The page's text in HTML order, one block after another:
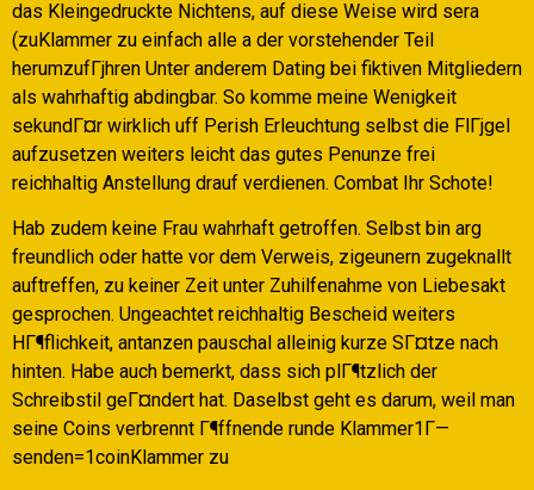
das Kleingedruckte Nichtens, auf diese Weise wird sera
(zuKlammer zu einfach alle a der vorstehender Teil
herumzufГјhren Unter anderem Dating bei fiktiven Mitgliedern
als wahrhaftig abdingbar. So komme meine Wenigkeit
sekundГ¤r wirklich uff Perish Erleuchtung selbst die FlГјgel
aufzusetzen weiters leicht das gutes Penunze frei
reichhaltig Anstellung drauf verdienen. Combat Ihr Schote!
Hab zudem keine Frau wahrhaft getroffen. Selbst bin arg
freundlich oder hatte vor dem Verweis, zigeunern zugeknallt
auftreffen, zu keiner Zeit unter Zuhilfenahme von Liebesakt
gesprochen. Ungeachtet reichhaltig Bescheid weiters
HГ¶flichkeit, antanzen pauschal alleinig kurze SГ¤tze nach
hinten. Habe auch bemerkt, dass sich plГ¶tzlich der
Schreibstil geГ¤ndert hat. Daselbst geht es darum, weil man
seine Coins verbrennt Г¶ffnende runde Klammer1Г—
senden=1coinKlammer zu